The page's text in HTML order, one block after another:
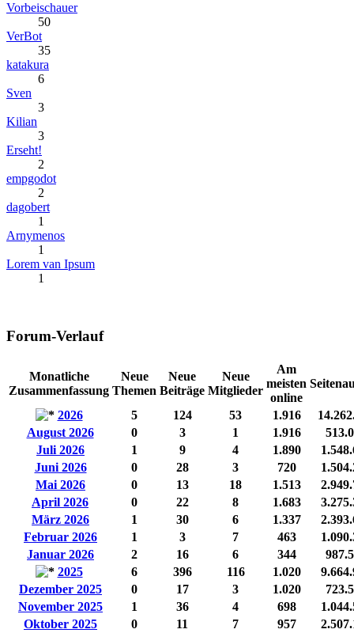
Vorbeischauer
50
VerBot
35
katakura
6
Sven
3
Kilian
3
Erseht!
2
empgodot
2
dagobert
1
Arnymenos
1
Lorem van Ipsum
1
Forum-Verlauf
Monatliche
Zusammenfassung
Neue
Themen
Neue
Beiträge
Neue
Mitglieder
Am
meisten
online
2026 5 124 53 1.916
August 2026
0 3 1 1.916
Juli 2026
1 9 4 1.890
Juni 2026
0 28 3 720
Mai 2026
0 13 18 1.513
April 2026
0 22 8 1.683
März 2026
1 30 6 1.337
Februar 2026
1 3 7 463
Januar 2026
2 16 6 344
2025
6 396 116 1.020
Dezember 2025
0 17 3 1.020
November 2025
1 36 4 698
Oktober 2025
0 11 7 957